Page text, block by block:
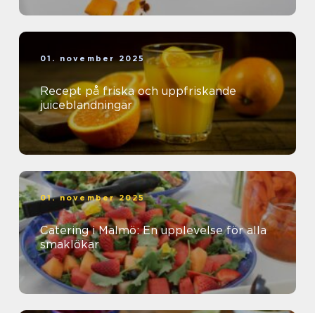
01. november 2025
Recept på friska och uppfriskande
juiceblandningar
01. november 2025
Catering i Malmö: En upplevelse för alla
smaklökar